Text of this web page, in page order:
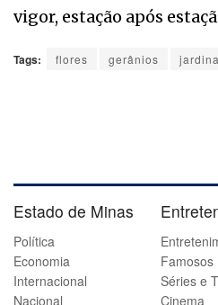
vigor, estação após
Tags: flores gerânios
Estado de Minas
Política
Economia
Internacional
Nacional
Famosos
Séries e
Cinema